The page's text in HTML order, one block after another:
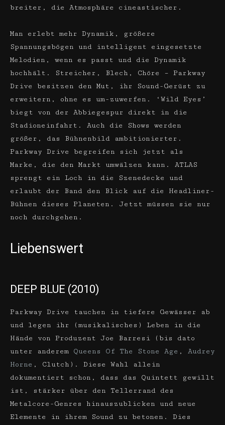
breiter, die Atmosphäre cineastischer.
Man erlebt mehr Dynamik, größere
Spannungsbögen und intelligent eingesetzte
Melodien, wenn es passt und die Dynamik
hochhält. Streicher, Blech, Chöre – Parkway
Drive besitzen den Mut, ihr Sound-Gerüst zu
erweitern, ohne es um­-zuwerfen. ‘Wild Eyes’
biegt von der Abbiegespur direkt in die
Stadioneinfahrt. Auch die Shows werden
größer, das Bühnenbild ambitionierter.
Parkway Drive begreifen sich jetzt als
Marke, die den Markt umwälzen kann. ATLAS
sprengt ein Loch in die Szenedecke und
erlaubt der Band den Blick auf die Headliner-
Bühnen dieses Planeten. Jetzt müssen sie nur
noch durchgehen.
Liebenswert
DEEP BLUE (2010)
Parkway Drive tauchen in tiefere Gewässer ab
und legen ihr (musikalisches) Leben in die
Hände von Produzent Joe Barresi (bis dato
unter anderem Queens Of The Stone Age , Audrey
Horne , Clutch). Diese Wahl allein
dokumentiert schon, dass das Quintett gewillt
ist, stärker über den Tellerrand des
Metalcore-Genres hinauszublicken und neue
Elemente in ihrem Sound zu betonen. Dies